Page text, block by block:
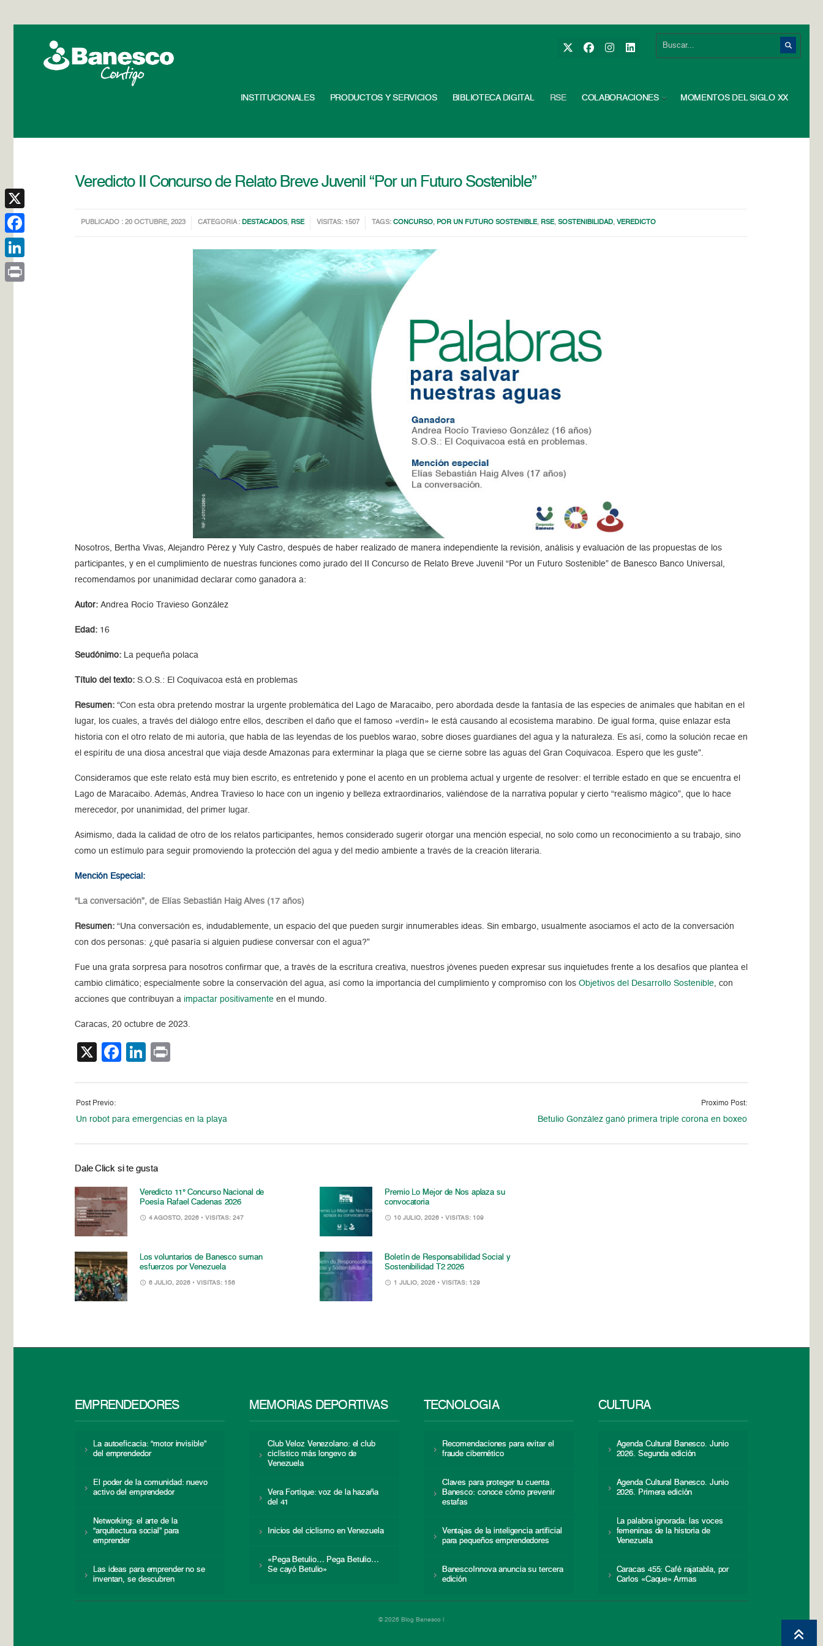
INSTITUCIONALES PRODUCTOS Y SERVICIOS BIBLIOTECA DIGITAL RSE COLABORACIONES MOMENTOS DEL SIGLO XX
Veredicto II Concurso de Relato Breve Juvenil “Por un Futuro Sostenible”
PUBLICADO : 20 OCTUBRE, 2023 CATEGORIA : DESTACADOS, RSE VISITAS: 1507 TAGS:CONCURSO, POR UN FUTURO SOSTENIBLE, RSE,SOSTENIBILIDAD,VEREDICTO
Nosotros, Bertha Vivas, Alejandro Pérez y Yuly Castro, después de haber realizado de manera independiente la revisión, análisis y evaluación de las propuestas de los
participantes, y en el cumplimiento de nuestras funciones como jurado del II Concurso de Relato Breve Juvenil “Por un Futuro Sostenible” de Banesco Banco Universal,
recomendamos por unanimidad declarar como ganadora a:
Autor:Andrea Rocío Travieso González
Edad: 16
Seudónimo: La pequeña polaca
Título del texto:S.O.S.: El Coquivacoa está en problemas
Resumen: “Con esta obra pretendo mostrar la urgente problemática del Lago de Maracaibo, pero abordada desde la fantasía de las especies de animales que habitan en el
lugar, los cuales, a través del diálogo entre ellos, describen el daño que el famoso «verdín» le está causando al ecosistema marabino. De igual forma, quise enlazar esta
historia con el otro relato de mi autoría, que habla de las leyendas de los pueblos warao, sobre dioses guardianes del agua y la naturaleza. Es así, como la solución recae en
el espíritu de una diosa ancestral que viaja desde Amazonas para exterminar la plaga que se cierne sobre las aguas del Gran Coquivacoa. Espero que les guste”.
Consideramos que este relato está muy bien escrito, es entretenido y pone el acento en un problema actual y urgente de resolver: el terrible estado en que se encuentra el
Lago de Maracaibo. Además, Andrea Travieso lo hace con un ingenio y belleza extraordinarios, valiéndose de la narrativa popular y cierto “realismo mágico”, que lo hace
merecedor, por unanimidad, del primer lugar.
Asimismo, dada la calidad de otro de los relatos participantes, hemos considerado sugerir otorgar una mención especial, no solo como un reconocimiento a su trabajo, sino
como un estímulo para seguir promoviendo la protección del agua y del medio ambiente a través de la creación literaria.
Mención Especial:
“La conversación”, de Elías Sebastián Haig Alves (17 años)
Resumen: “Una conversación es, indudablemente, un espacio del que pueden surgir innumerables ideas. Sin embargo, usualmente asociamos el acto de la conversación
con dos personas: ¿qué pasaría si alguien pudiese conversar con el agua?”
Fue una grata sorpresa para nosotros confirmar que, a través de la escritura creativa, nuestros jóvenes pueden expresar sus inquietudes frente a los desafíos que plantea el
cambio climático; especialmente sobre la conservación del agua, así como la importancia del cumplimiento y compromiso con losObjetivos del Desarrollo Sostenible , con
acciones que contribuyan aimpactar positivamente en el mundo.
Caracas, 20 octubre de 2023.
X Facebook
LinkedIn
Post Previo:
Un robot para emergencias en la playa
Proximo Post:
Betulio González ganó primera triple corona en boxeo
Dale Click si te gusta
Veredicto 11° Concurso Nacional de
Poesía Rafael Cadenas 2026
4 AGOSTO, 2026 • VISITAS: 247
Premio Lo Mejor de Nos aplaza su
convocatoria
10 JULIO, 2026 • VISITAS: 109
Los voluntarios de Banesco suman
esfuerzos por Venezuela
6 JULIO, 2026 • VISITAS: 156
Boletín de Responsabilidad Social y
Sostenibilidad T2 2026
1 JULIO, 2026 • VISITAS: 129
EMPRENDEDORES
La autoeficacia: “motor invisible”
del emprendedor
El poder de la comunidad: nuevo
activo del emprendedor
Networking: el arte de la
“arquitectura social” para
emprender
Las ideas para emprender no se
inventan, se descubren
MEMORIAS DEPORTIVAS
Club Veloz Venezolano: el club
ciclístico más longevo de
Venezuela
Vera Fortique: voz de la hazaña
del 41
Inicios del ciclismo en Venezuela
«Pega Betulio… Pega Betulio…
Se cayó Betulio»
TECNOLOGÍA
Recomendaciones para evitar el
fraude cibernético
Claves para proteger tu cuenta
Banesco: conoce cómo prevenir
estafas
Ventajas de la inteligencia artificial
para pequeños emprendedores
BanescoInnova anuncia su tercera
edición
CULTURA
Agenda Cultural Banesco. Junio
2026. Segunda edición
Agenda Cultural Banesco. Junio
2026. Primera edición
La palabra ignorada: las voces
femeninas de la historia de
Venezuela
Caracas 455: Café rajatabla, por
Carlos «Caque» Armas
© 2026 Blog Banesco |
X
Facebook
LinkedIn